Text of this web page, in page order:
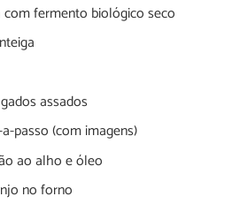
com fermento biológico seco
assados
passo (com imagens)
ao alho e óleo
no forno